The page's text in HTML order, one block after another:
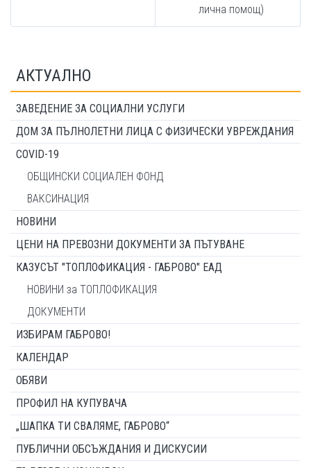
лична помощ)
АКТУАЛНО
ЗАВЕДЕНИЕ ЗА СОЦИАЛНИ УСЛУГИ
ДОМ ЗА ПЪЛНОЛЕТНИ ЛИЦА С ФИЗИЧЕСКИ УВРЕЖДАНИЯ
COVID-19
ОБЩИНСКИ СОЦИАЛЕН ФОНД
ВАКСИНАЦИЯ
НОВИНИ
ЦЕНИ НА ПРЕВОЗНИ ДОКУМЕНТИ ЗА ПЪТУВАНЕ
КАЗУСЪТ "ТОПЛОФИКАЦИЯ - ГАБРОВО" ЕАД
НОВИНИ за ТОПЛОФИКАЦИЯ
ДОКУМЕНТИ
ИЗБИРАМ ГАБРОВО!
КАЛЕНДАР
ОБЯВИ
ПРОФИЛ НА КУПУВАЧА
„ШАПКА ТИ СВАЛЯМЕ, ГАБРОВО“
ПУБЛИЧНИ ОБСЪЖДАНИЯ И ДИСКУСИИ